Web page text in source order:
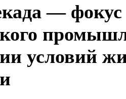
— фокус
условий